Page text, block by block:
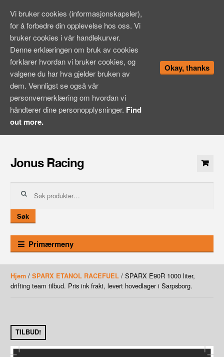
innhold
Jonus Racing
etter:
Søk
Primærmeny
Hjem/ SPARX ETANOL RACEFUEL/ SPARX E90R 1000 liter,
drifting team tilbud. Pris ink frakt, levert hovedlager i Sarpsborg.
TILBUD!
Vi bruker cookies (informasjonskapsler),
for å forbedre din opplevelse hos oss. Vi
bruker cookies i vår handlekurver.
Denne erklæringen om bruk av cookies
forklarer hvordan vi bruker cookies, og
valgene du har hva gjelder bruken av
dem. Vennligst se også vår
personvernerklæring om hvordan vi
håndterer dine personopplysninger. Find
out more.
Okay, thanks